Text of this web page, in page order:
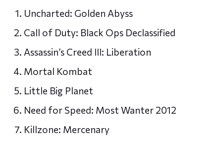
Uncharted: Golden Abyss
Call of Duty: Black Ops Declassified
Assassin’s Creed III: Liberation
Mortal Kombat
Little Big Planet
Need for Speed: Most Wanter 2012
Killzone: Mercenary